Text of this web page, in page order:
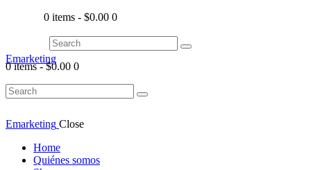
0 items - $0.00 0
Emarketing
0 items-$0.00 0
Emarketing Close
Home
Quiénes somos